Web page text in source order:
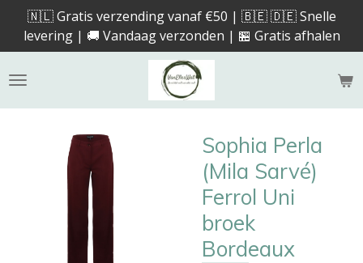
direct
naar
de
🇳🇱 Gratis verzending vanaf €50 | 🇧🇪 🇩🇪 Snelle
levering | 🚚 Vandaag verzonden | 🏪 Gratis afhalen
Sophia Perla
(Mila Sarvé)
Ferrol Uni
broek
Bordeaux